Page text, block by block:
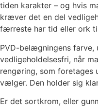
tiden karakter – og hvis
kræver det en del
færreste har tid eller ork
PVD-belægningens farve,
vedligeholdelsesfri, når
rengøring, som foretages
vælger. Den holder sig
Er det sortkrom, eller